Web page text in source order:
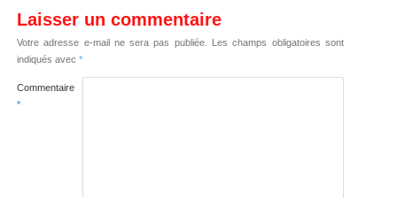
Laisser un commentaire
Votre adresse e-mail ne sera pas publiée.
Les champs obligatoires sont
indiqués avec *
Commentaire
*